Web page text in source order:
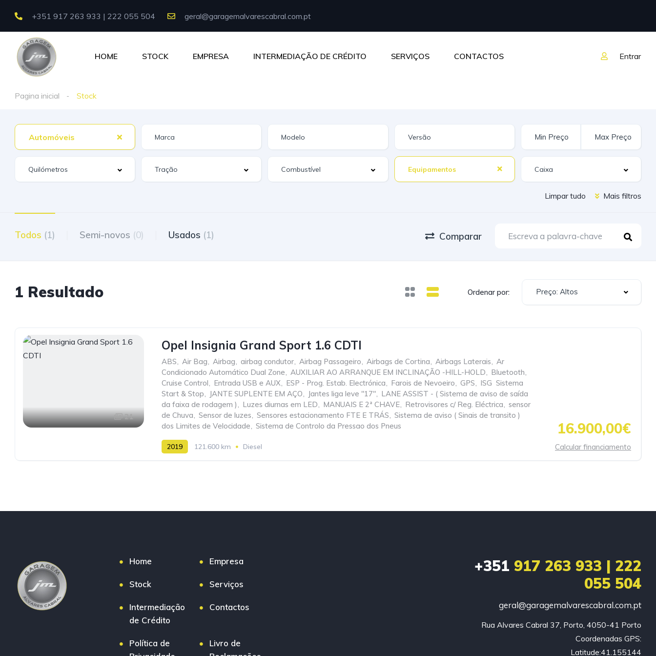
+351 917 263 933 | 222 055 504 geral@garagemalvarescabral.com.pt
HOME STOCK EMPRESA INTERMEDIAÇÃO DE CRÉDITO SERVIÇOS CONTACTOS Entrar
Pagina inicial Stock
Automóveis
Equipamentos
Limpar tudo Mais filtros
Todos (1) Semi-novos (0) Usados (1) Comparar
1 Resultado Ordenar por: Preço: Altos
21
Opel Insignia Grand Sport 1.6 CDTI
ABS, Air Bag, Airbag, airbag condutor, Airbag Passageiro, Airbags de Cortina, Airbags Laterais, Ar
Condicionado Automático Dual Zone, AUXILIAR AO ARRANQUE EM INCLINAÇÃO -HILL-HOLD, Bluetooth,
Cruise Control, Entrada USB e AUX, ESP - Prog. Estab. Electrónica, Farois de Nevoeiro, GPS, ISG  Sistema
Start & Stop, JANTE SUPLENTE EM AÇO, Jantes liga leve "17", LANE ASSIST - ( Sistema de aviso de saída
da faixa de rodagem ), Luzes diurnas em LED, MANUAIS E 2ª CHAVE, Retrovisores c/ Reg. Eléctrica, sensor
de Chuva, Sensor de luzes, Sensores estacionamento FTE E TRÁS, Sistema de aviso ( Sinais de transito )
dos Limites de Velocidade, Sistema de Controlo da Pressao dos Pneus
2019 121.600 km Diesel
16.900,00€
Calcular financiamento
Home Empresa
Stock Serviços
Intermediação
de Crédito
Contactos
Política de
Livro de
+351 917 263 933 | 222
055 504
geral@garagemalvarescabral.com.pt
Rua Alvares Cabral 37, Porto, 4050-41 Porto
Coordenadas GPS:
Latitude:41.155144